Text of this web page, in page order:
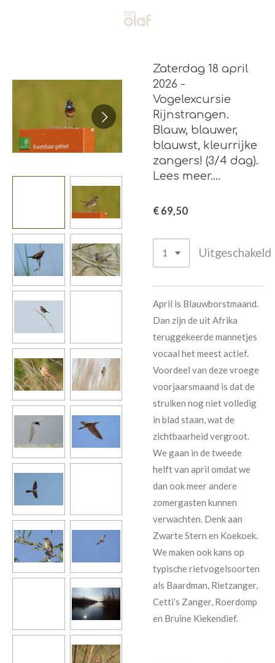
hoofdinhoud
Zaterdag 18 april
2026 -
Vogelexcursie
Rijnstrangen.
Blauw, blauwer,
blauwst, kleurrijke
zangers! (3/4 dag).
Lees meer....
€ 69,50
Uitgeschakeld
April is Blauwborstmaand.
Dan zijn de uit Afrika
teruggekeerde mannetjes
vocaal het meest actief.
Voordeel van deze vroege
voorjaarsmaand is dat de
struiken nog niet volledig
in blad staan, wat de
zichtbaarheid vergroot.
We gaan in de tweede
helft van april omdat we
dan ook meer andere
zomergasten kunnen
verwachten. Denk aan
Zwarte Stern en Koekoek.
We maken ook kans op
typische rietvogelsoorten
als Baardman, Rietzanger,
Cetti’s Zanger, Roerdomp
en Bruine Kiekendief.